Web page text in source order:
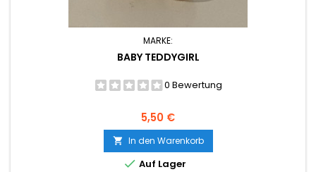
MARKE:
BABY TEDDYGIRL
0 Bewertung
Preis
5,50 €
 In den Warenkorb
 Auf Lager